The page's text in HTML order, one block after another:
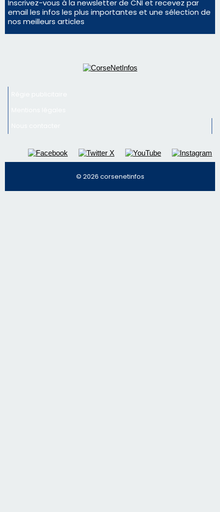
La gendarmerie alerte les restaurateurs corses
face à une nouvelle escroquerie au faux vendeur de